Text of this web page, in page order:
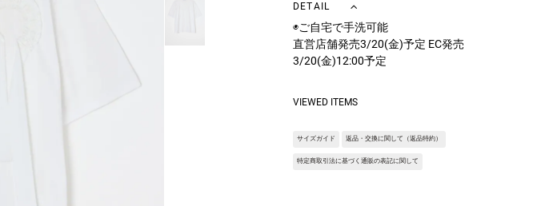
DETAIL
◉ご自宅で手洗可能
直営店舗発売3/20(金)予定 EC発売
3/20(金)12:00予定
フロントのポイント付けでスタイルの邪魔を
しない着やすいデザインものになっていま
VIEWED ITEMS
サイズガイド 返品・交換に関して（返品特約）
特定商取引法に基づく通販の表記に関して